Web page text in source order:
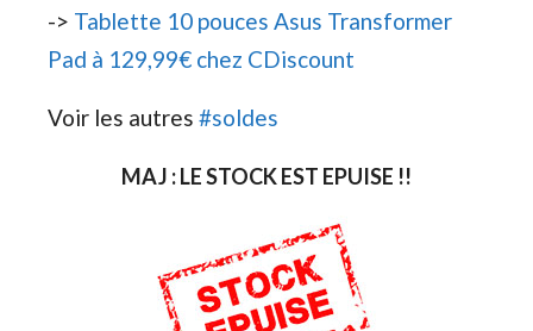
-> Tablette 10 pouces Asus Transformer
Pad à 129,99€ chez CDiscount
Voir les autres #soldes
MAJ : LE STOCK EST EPUISE !!